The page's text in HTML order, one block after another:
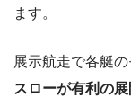
ます。
展示航走で各艇
スローが有利の